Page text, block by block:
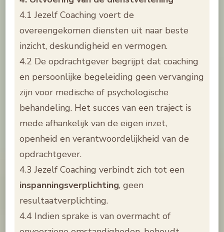
4.1 Jezelf Coaching voert de
overeengekomen diensten uit naar beste
inzicht, deskundigheid en vermogen.
4.2 De opdrachtgever begrijpt dat coaching
en persoonlijke begeleiding geen vervanging
zijn voor medische of psychologische
behandeling. Het succes van een traject is
mede afhankelijk van de eigen inzet,
openheid en verantwoordelijkheid van de
opdrachtgever.
4.3 Jezelf Coaching verbindt zich tot een
inspanningsverplichting, geen
resultaatverplichting.
4.4 Indien sprake is van overmacht of